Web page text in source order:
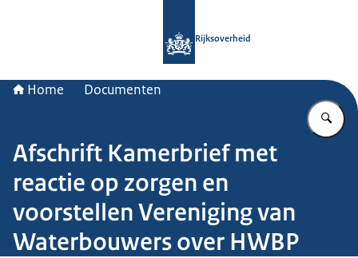
Rijksoverheid
Home Documenten
Afschrift Kamerbrief met
reactie op zorgen en
voorstellen Vereniging van
Waterbouwers over HWBP